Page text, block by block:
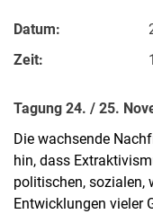
Datum:
Zeit:
Tagung 24. / 25.
Die wachsende
hin, dass
politischen, sozialen,
Entwicklungen vieler